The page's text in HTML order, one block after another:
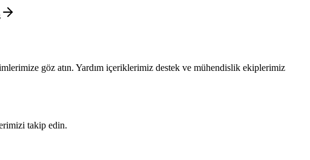
göz atın. Yardım içeriklerimiz destek ve mühendislik ekiplerimiz
takip edin.